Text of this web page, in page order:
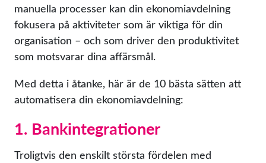
manuella processer kan din ekonomiavdelning
fokusera på aktiviteter som är viktiga för din
organisation – och som driver den produktivitet
som motsvarar dina affärsmål.
Med detta i åtanke, här är de 10 bästa sätten att
automatisera din ekonomiavdelning:
1. Bankintegrationer
Troligtvis den enskilt största fördelen med